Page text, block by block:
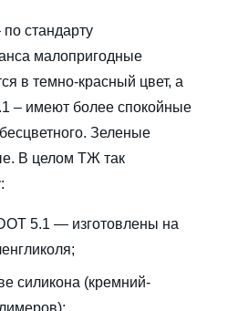
по стандарту
малопригодные
в темно-красный цвет, а
– имеют более спокойные
Зеленые
В целом ТЖ так
5.1 — изготовлены на
силикона (кремний-